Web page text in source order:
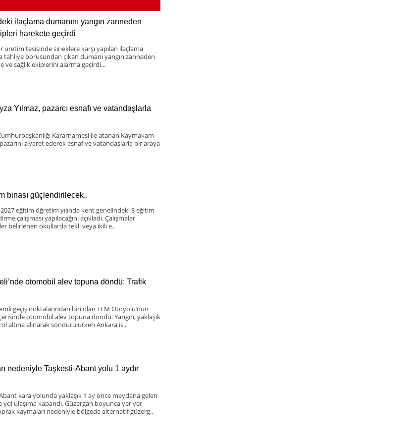
ilaçlama dumanını yangın zanneden
harekete geçirdi
üretim tesisinde sineklere karşı yapılan ilaçlama
tahliye borusundan çıkan dumanı yangın zanneden
ve sağlık ekiplerini alarma geçirdi...
Yılmaz, pazarcı esnafı ve vatandaşlarla
Kararnamesi ile atanan Kaymakam
pazarını ziyaret ederek esnaf ve vatandaşlarla bir araya
binası güçlendirilecek..
eğitim öğretim yılında kent genelindeki 8 eğitim
çalışması yapılacağını açıkladı. Çalışmalar
belirlenen okullarda tekli veya ikili e..
otomobil alev topuna döndü: Trafik
geçiş noktalarından biri olan TEM Otoyolu’nun
otomobil alev topuna döndü. Yangın, yaklaşık
altına alınarak söndürülürken Ankara is..
nedeniyle Taşkesti-Abant yolu 1 aydır
kara yolunda yaklaşık 1 ay önce meydana gelen
ulaşıma kapandı. Güzergah boyunca yer yer
kaymaları nedeniyle bölgede alternatif güzerg..